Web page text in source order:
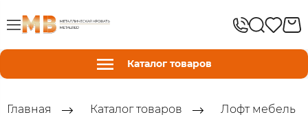
Каталог товаров
Главная Каталог товаров
Лофт мебель